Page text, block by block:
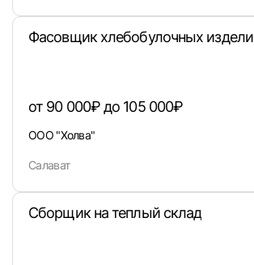
E-mail или Телефон
Пароль
Фасовщик хлебобулочных
от 90 000₽ до 105 000₽
ООО "Холва"
Салават
Сборщик на теплый склад